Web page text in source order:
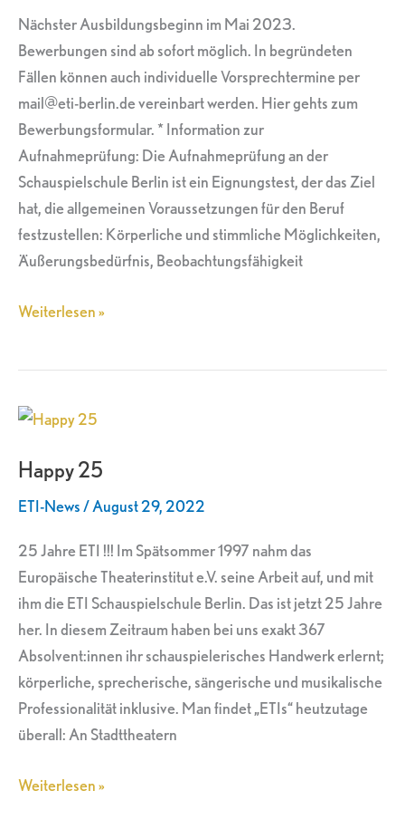
Nächster Ausbildungsbeginn im Mai 2023.
Bewerbungen sind ab sofort möglich. In begründeten
Fällen können auch individuelle Vorsprechtermine per
mail@eti-berlin.de vereinbart werden. Hier gehts zum
Bewerbungsformular. * Information zur
Aufnahmeprüfung: Die Aufnahmeprüfung an der
Schauspielschule Berlin ist ein Eignungstest, der das Ziel
hat, die allgemeinen Voraussetzungen für den Beruf
festzustellen: Körperliche und stimmliche Möglichkeiten,
Äußerungsbedürfnis, Beobachtungsfähigkeit
Weiterlesen »
Happy 25
ETI-News/August 29, 2022
25 Jahre ETI !!! Im Spätsommer 1997 nahm das
Europäische Theaterinstitut e.V. seine Arbeit auf, und mit
ihm die ETI Schauspielschule Berlin. Das ist jetzt 25 Jahre
her. In diesem Zeitraum haben bei uns exakt 367
Absolvent:innen ihr schauspielerisches Handwerk erlernt;
körperliche, sprecherische, sängerische und musikalische
Professionalität inklusive. Man findet „ETIs“ heutzutage
überall: An Stadttheatern
Happy
Weiterlesen »